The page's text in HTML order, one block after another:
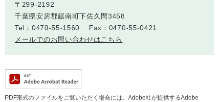
〒299-2192
千葉県安房郡鋸南町下佐久間3458
Tel：0470-55-1560
Fax：0470-55-0421
メールでのお問い合わせはこちら
PDF形式のファイルをご覧いただく場合には、Adobe社が提供するAdobe